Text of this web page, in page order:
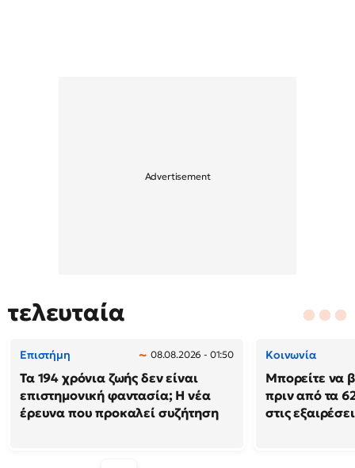
τελευταία
Επιστήμη 08.08.2026 - 01:50
Τα 194 χρόνια ζωής δεν είναι
επιστημονική φαντασία; Η νέα
έρευνα που προκαλεί συζήτηση
Κοινωνία
Μπορείτε να
πριν από τα
στις